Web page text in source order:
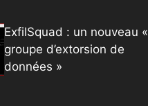
ExfilSquad : un nouveau «
groupe d’extorsion de
données »